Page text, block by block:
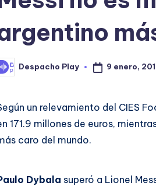
PostedDespacho Play 9 enero,
un relevamiento del CIES
171.9 millones de euros,
caro del mundo.
Dybala superó a Lionel